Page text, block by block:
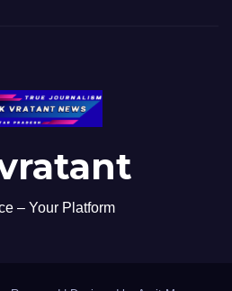
– Your Platform